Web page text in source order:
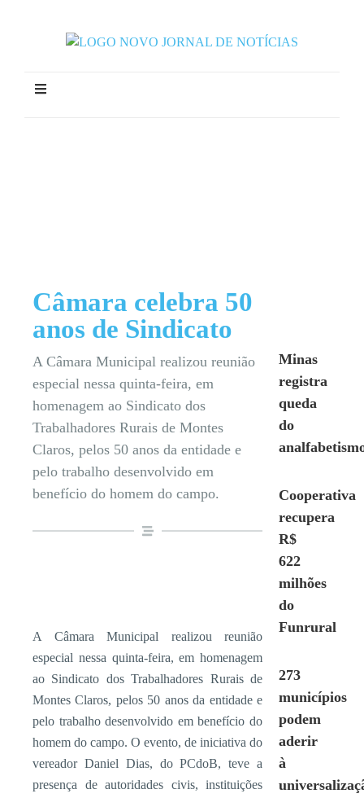
Câmara celebra 50
anos de Sindicato
A Câmara Municipal realizou reunião
especial nessa quinta-feira, em
homenagem ao Sindicato dos
Trabalhadores Rurais de Montes
Claros, pelos 50 anos da entidade e
pelo trabalho desenvolvido em
benefício do homem do campo.
A Câmara Municipal realizou reunião
especial nessa quinta-feira, em homenagem
ao Sindicato dos Trabalhadores Rurais de
Montes Claros, pelos 50 anos da entidade e
pelo trabalho desenvolvido em benefício do
homem do campo. O evento, de iniciativa do
vereador Daniel Dias, do PCdoB, teve a
presença de autoridades civis, instituições
Minas
registra
queda
do
Cooperativa
recupera
R$
622
milhões
do
Funrural
273
municípios
podem
aderir
à